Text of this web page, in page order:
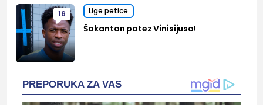
16 Lige petice
Šokantan potez Vinisijusa!
PREPORUKA ZA VAS